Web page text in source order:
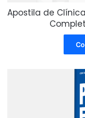
Apostila de Clínica